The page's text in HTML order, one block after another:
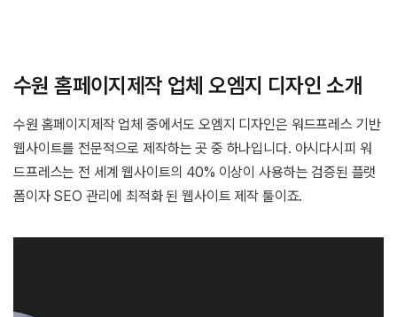
수원 홈페이지제작 업체 오엠지 디자인 소개
수원 홈페이지제작 업체 중에서도 오엠지 디자인은 워드프레스 기반
웹사이트를 전문적으로 제작하는 곳 중 하나입니다. 아시다시피 워
드프레스는 전 세계 웹사이트의 40% 이상이 사용하는 검증된 플랫
폼이자 SEO 관리에 최적화 된 웹사이트 제작 툴이죠.